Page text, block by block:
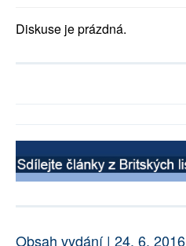
Diskuse je prázdná.
Obsah vydání | 24. 6. 2016